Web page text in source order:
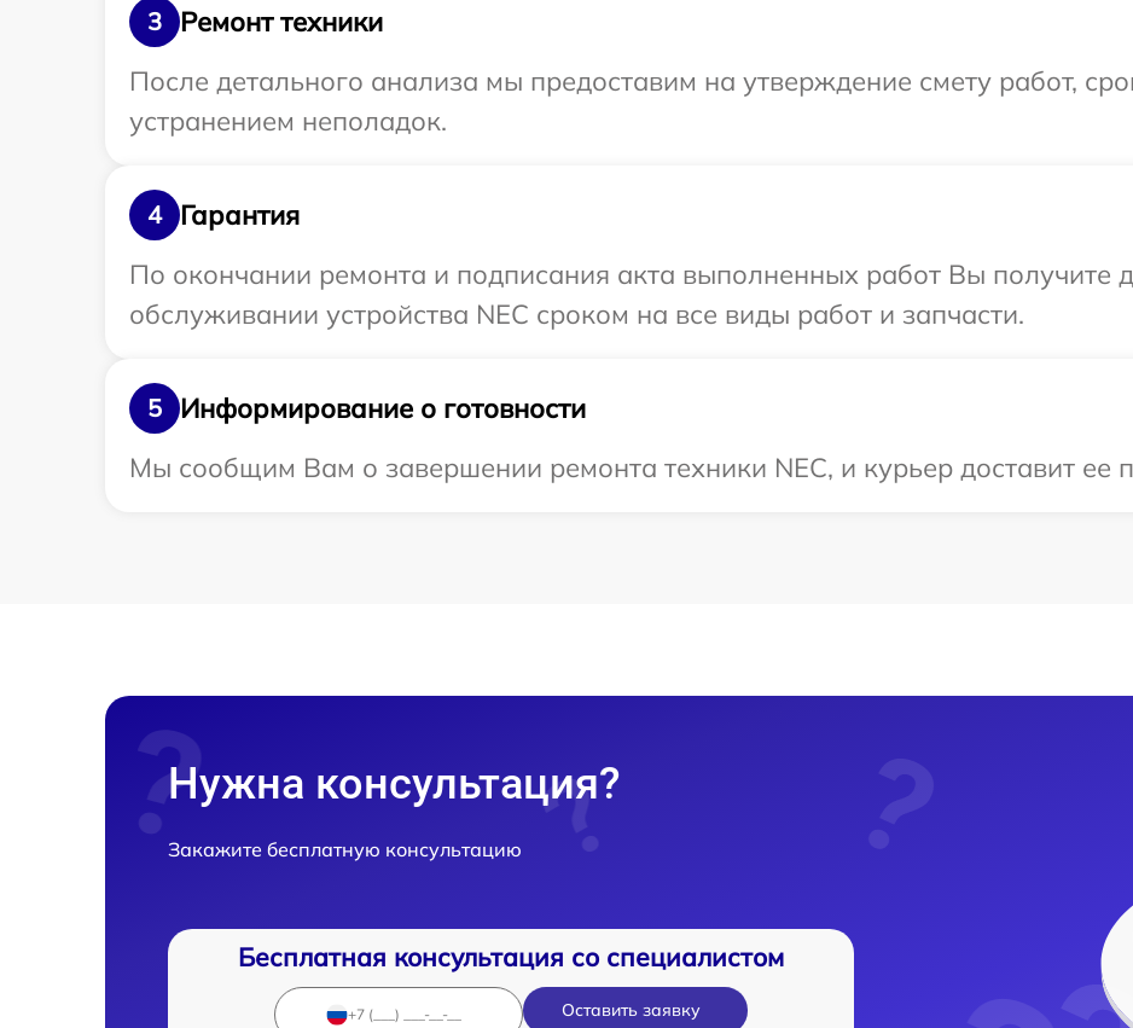
3
Ремонт техники
После детального анализа мы предоставим на утверждение смету работ,
устранением неполадок.
4
Гарантия
По окончании ремонта и подписания акта выполненных работ Вы получите
обслуживании устройства NEC сроком на все виды работ и запчасти.
5
Информирование о готовности
Мы сообщим Вам о завершении ремонта техники NEC, и курьер доставит ее
Нужна консультация?
Закажите бесплатную консультацию
Бесплатная консультация со специалистом
Оставить заявку